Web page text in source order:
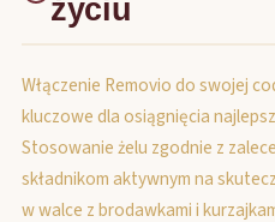
życiu
Włączenie Removio do swojej
kluczowe dla osiągnięcia
Stosowanie żelu zgodnie z
składnikom aktywnym na
w walce z brodawkami i